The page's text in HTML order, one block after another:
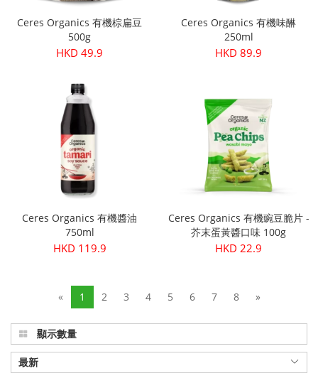
Ceres Organics 有機棕扁豆
500g
HKD 49.9
Ceres Organics 有機味醂
250ml
HKD 89.9
Ceres Organics 有機醬油
750ml
HKD 119.9
Ceres Organics 有機豌豆脆片 -
芥末蛋黃醬口味 100g
HKD 22.9
« 1 2 3 4 5 6 7 8 »
顯示數量
最新